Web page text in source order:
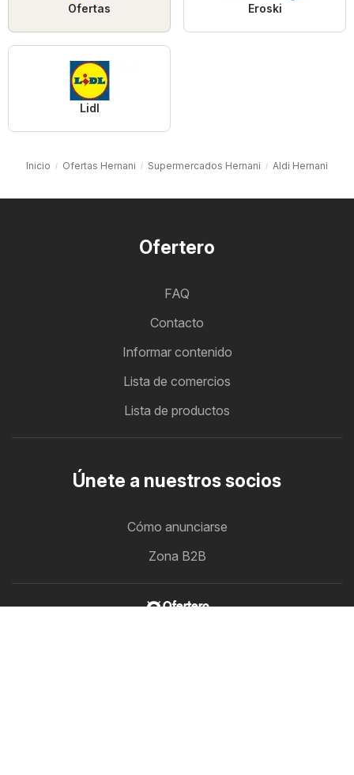
Ofertas Eroski
Lidl
Inicio Ofertas Hernani Supermercados Hernani Aldi Hernani
Ofertero
FAQ
Contacto
Informar contenido
Lista de comercios
Lista de productos
Únete a nuestros socios
Cómo anunciarse
Zona B2B
Ofertero